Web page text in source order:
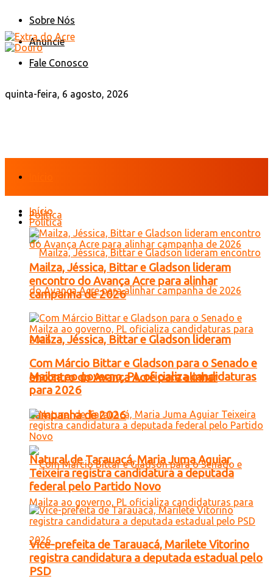
Sobre Nós
Anuncie
Fale Conosco
quinta-feira, 6 agosto, 2026
Política
Mailza, Jéssica, Bittar e Gladson lideram
encontro do Avança Acre para alinhar
campanha de 2026
Início
Política
Mailza, Jéssica, Bittar e Gladson lideram
encontro do Avança Acre para alinhar
campanha de 2026
Com Márcio Bittar e Gladson para o Senado e
Mailza ao governo, PL oficializa candidaturas
para 2026
Natural de Tarauacá, Maria Juma Aguiar
Teixeira registra candidatura a deputada
federal pelo Partido Novo
Vice-prefeita de Tarauacá, Marilete Vitorino
registra candidatura a deputada estadual pelo
PSD